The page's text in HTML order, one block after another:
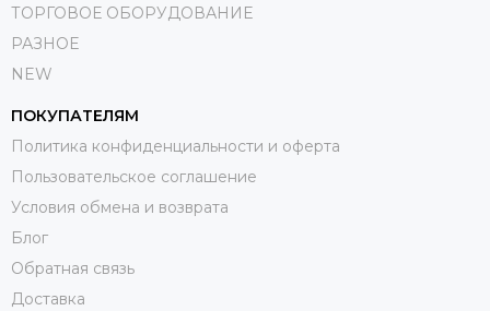
ТОРГОВОЕ ОБОРУДОВАНИЕ
РАЗНОЕ
NEW
ПОКУПАТЕЛЯМ
Политика конфиденциальности и оферта
Пользовательское соглашение
Условия обмена и возврата
Блог
Обратная связь
Доставка